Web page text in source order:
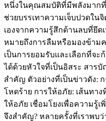
หนึ่งในคุณสมบัติที่มีพลังมากที่
ช่วยบรรเทาความเจ็บปวดใน
เองจากความรู้สึกด้านลบที่ยึด
หมายถึงการลืมหรือมองข้าม
เป็นการยอมรับและเลือกที่จะ
ได้ด้วยหัวใจที่เป็นอิสระ สาร
สำคัญ ตัวอย่างที่เป็นข่าวดัง:
โหดร้าย การให้อภัย: เส้นทา
ให้อภัย เชื่อมโยงเพื่อความรู้
จึงสำคัญ? หลายครั้งที่เราพบ